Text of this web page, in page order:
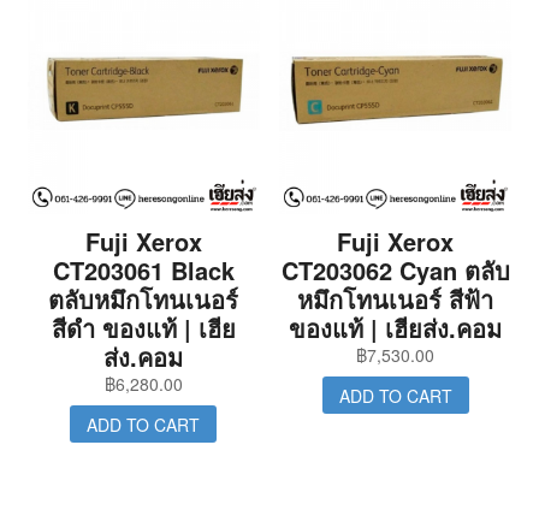
Fuji Xerox
CT203061 Black
ตลับหมึกโทนเนอร์
สีดำ ของแท้ | เฮีย
ส่ง.คอม
฿6,280.00
ADD TO CART
Fuji Xerox
CT203062 Cyan ตลับ
หมึกโทนเนอร์ สีฟ้า
ของแท้ | เฮียส่ง.คอม
฿7,530.00
ADD TO CART